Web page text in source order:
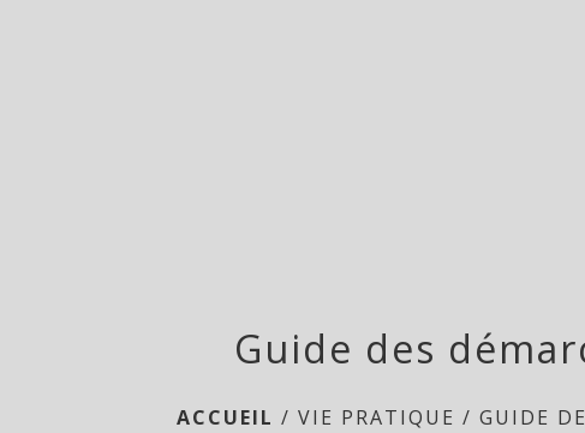
Guide des
ACCUEIL /VIE PRATIQUE /GUIDE